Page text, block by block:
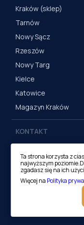
Kraków (sklep)
Tarnów
Nowy Sącz
Rzeszów
Nowy Targ
Kielce
Katowice
Magazyn Kraków
KONTAKT
ul. M. Medweckiego
870 Kraków
tel.:12 413 20 00
Ta strona korzysta z
najwyższym
zgadasz się na ich
Więcej na Polityka